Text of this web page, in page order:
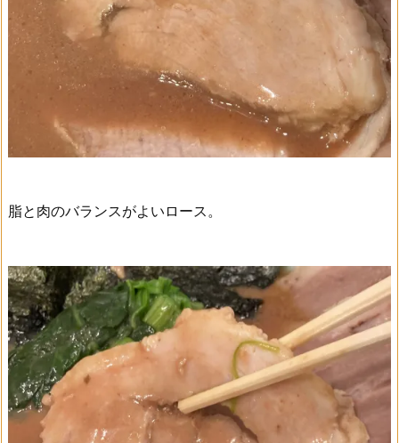
脂と肉のバランスがよいロース。